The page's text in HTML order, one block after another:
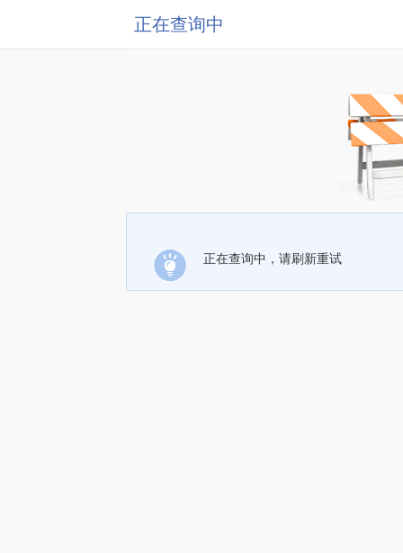
正在查询中
正在查询中，请刷新重试